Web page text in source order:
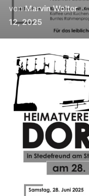
vonMarvin Wolter
12, 2025